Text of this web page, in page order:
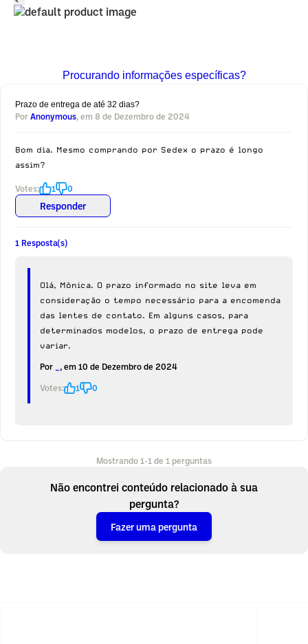
Procurando informações específicas?
Prazo de entrega de até 32 dias?
PorAnonymous, em 8 de Dezembro de 2024
Bom dia. Mesmo comprando por Sedex o prazo é longo
assim?
Votes: 1 0
Responder
1 Resposta(s)
Olá, Mônica. O prazo informado no site leva em
consideração o tempo necessário para a encomenda
das lentes de contato. Em alguns casos, para
determinados modelos, o prazo de entrega pode
variar.
Por
, em 10 de Dezembro de 2024
Votes:
1 0
Mostrando 1-1 de 1 perguntas
Não encontrei conteúdo relacionado à sua
pergunta?
Fazer uma pergunta